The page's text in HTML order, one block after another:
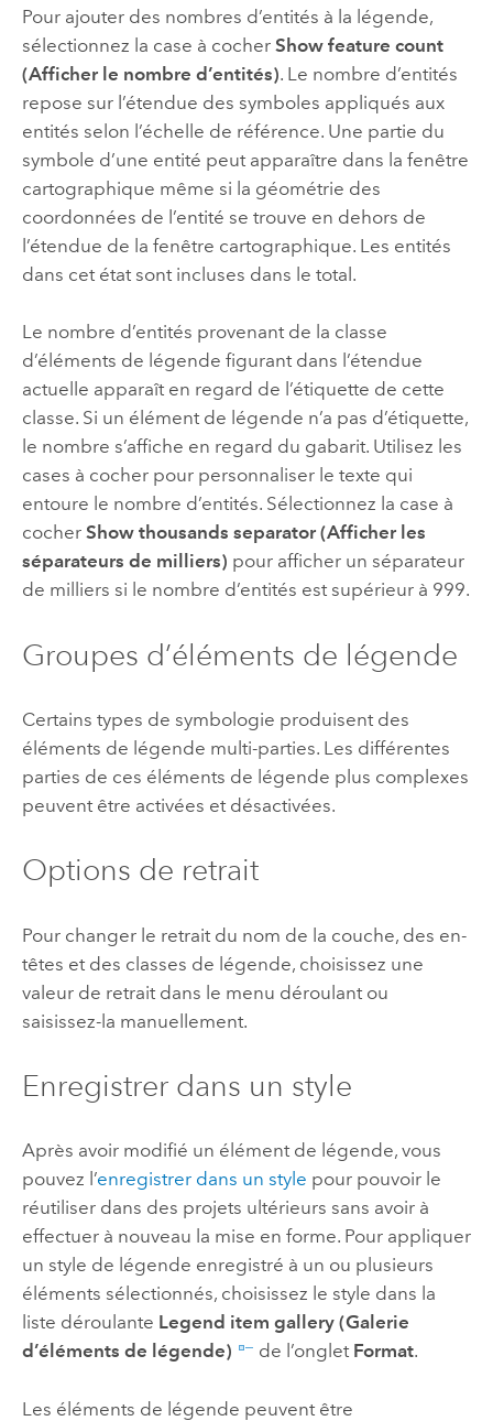
Pour ajouter des nombres d’entités à la légende,
sélectionnez la case à cocher Show feature count
(Afficher le nombre d’entités). Le nombre d’entités
repose sur l’étendue des symboles appliqués aux
entités selon l’échelle de référence. Une partie du
symbole d’une entité peut apparaître dans la fenêtre
cartographique même si la géométrie des
coordonnées de l’entité se trouve en dehors de
l’étendue de la fenêtre cartographique. Les entités
dans cet état sont incluses dans le total.
Le nombre d’entités provenant de la classe
d’éléments de légende figurant dans l’étendue
actuelle apparaît en regard de l’étiquette de cette
classe. Si un élément de légende n’a pas d’étiquette,
le nombre s’affiche en regard du gabarit. Utilisez les
cases à cocher pour personnaliser le texte qui
entoure le nombre d’entités. Sélectionnez la case à
cocher Show thousands separator (Afficher les
séparateurs de milliers) pour afficher un séparateur
de milliers si le nombre d’entités est supérieur à 999.
Groupes d’éléments de légende
Certains types de symbologie produisent des
éléments de légende multi-parties. Les différentes
parties de ces éléments de légende plus complexes
peuvent être activées et désactivées.
Options de retrait
Pour changer le retrait du nom de la couche, des en-
têtes et des classes de légende, choisissez une
valeur de retrait dans le menu déroulant ou
saisissez-la manuellement.
Enregistrer dans un style
Après avoir modifié un élément de légende, vous
pouvez l’enregistrer dans un style pour pouvoir le
réutiliser dans des projets ultérieurs sans avoir à
effectuer à nouveau la mise en forme. Pour appliquer
un style de légende enregistré à un ou plusieurs
éléments sélectionnés, choisissez le style dans la
liste déroulante Legend item gallery (Galerie
d’éléments de légende)
de l’onglet Format.
Les éléments de légende peuvent être